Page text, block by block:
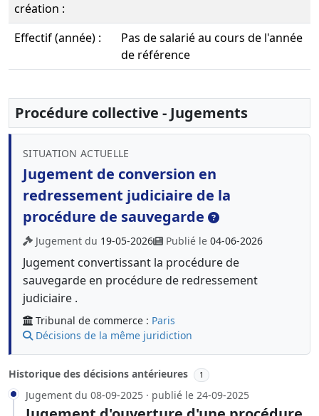
création :
Effectif (année) :
Pas de salarié au cours de l'année
de référence
Procédure collective - Jugements
SITUATION ACTUELLE
Jugement de conversion en
redressement judiciaire de la
procédure de sauvegarde
Jugement du 19-05-2026 Publié le 04-06-2026
Jugement convertissant la procédure de
sauvegarde en procédure de redressement
judiciaire .
Tribunal de commerce : Paris
Décisions de la même juridiction
Historique des décisions antérieures 1
Jugement du 08-09-2025 · publié le 24-09-2025